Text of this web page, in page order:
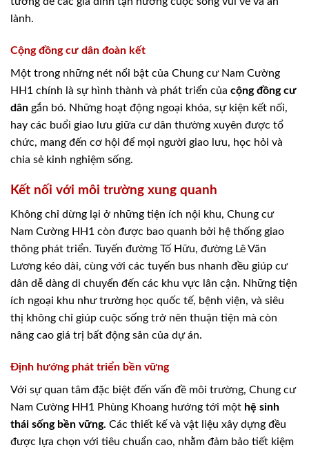
lành.
Cộng đồng cư dân đoàn kết
Một trong những nét nổi bật của Chung cư Nam Cường
HH1 chính là sự hình thành và phát triển của cộng đồng cư
dân gắn bó. Những hoạt động ngoại khóa, sự kiện kết nối,
hay các buổi giao lưu giữa cư dân thường xuyên được tổ
chức, mang đến cơ hội để mọi người giao lưu, học hỏi và
chia sẻ kinh nghiệm sống.
Kết nối với môi trường xung quanh
Không chỉ dừng lại ở những tiện ích nội khu, Chung cư
Nam Cường HH1 còn được bao quanh bởi hệ thống giao
thông phát triển. Tuyến đường Tố Hữu, đường Lê Văn
Lương kéo dài, cùng với các tuyến bus nhanh đều giúp cư
dân dễ dàng di chuyển đến các khu vực lân cận. Những tiện
ích ngoại khu như trường học quốc tế, bệnh viện, và siêu
thị không chỉ giúp cuộc sống trở nên thuận tiện mà còn
nâng cao giá trị bất động sản của dự án.
Định hướng phát triển bền vững
Với sự quan tâm đặc biệt đến vấn đề môi trường, Chung cư
Nam Cường HH1 Phùng Khoang hướng tới một hệ sinh
thái sống bền vững. Các thiết kế và vật liệu xây dựng đều
được lựa chọn với tiêu chuẩn cao, nhằm đảm bảo tiết kiệm